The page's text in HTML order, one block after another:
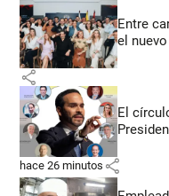
Entre
el
share
El
hace 26 minutos share